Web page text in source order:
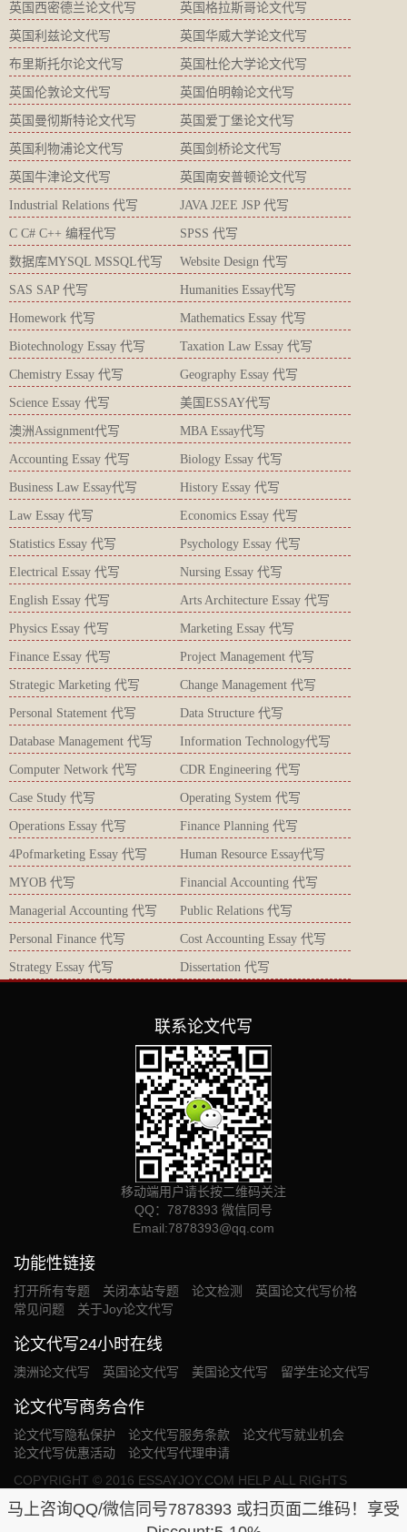
英国西密德兰论文代写 英国格拉斯哥论文代写
英国利兹论文代写 英国华威大学论文代写
布里斯托尔论文代写 英国杜伦大学论文代写
英国伦敦论文代写 英国伯明翰论文代写
英国曼彻斯特论文代写 英国爱丁堡论文代写
英国利物浦论文代写 英国剑桥论文代写
英国牛津论文代写 英国南安普顿论文代写
Industrial Relations 代写 JAVA J2EE JSP 代写
C C# C++ 编程代写 SPSS 代写
数据库MYSQL MSSQL代写 Website Design 代写
SAS SAP 代写 Humanities Essay代写
Homework 代写 Mathematics Essay 代写
Biotechnology Essay 代写 Taxation Law Essay 代写
Chemistry Essay 代写 Geography Essay 代写
Science Essay 代写 美国ESSAY代写
澳洲Assignment代写 MBA Essay代写
Accounting Essay 代写 Biology Essay 代写
Business Law Essay代写 History Essay 代写
Law Essay 代写 Economics Essay 代写
Statistics Essay 代写 Psychology Essay 代写
Electrical Essay 代写 Nursing Essay 代写
English Essay 代写 Arts Architecture Essay 代写
Physics Essay 代写 Marketing Essay 代写
Finance Essay 代写 Project Management 代写
Strategic Marketing 代写 Change Management 代写
Personal Statement 代写 Data Structure 代写
Database Management 代写 Information Technology代写
Computer Network 代写 CDR Engineering 代写
Case Study 代写 Operating System 代写
Operations Essay 代写 Finance Planning 代写
4Pofmarketing Essay 代写 Human Resource Essay代写
MYOB 代写 Financial Accounting 代写
Managerial Accounting 代写 Public Relations 代写
Personal Finance 代写 Cost Accounting Essay 代写
Strategy Essay 代写 Dissertation 代写
联系论文代写
移动端用户请长按二维码关注
QQ：7878393 微信同号
Email:7878393@qq.com
功能性链接
打开所有专题 关闭本站专题 论文检测
英国论文代写价格
常见问题
关于Joy论文代写
论文代写24小时在线
澳洲论文代写 英国论文代写 美国论文代写 留学生论文代写
论文代写商务合作
论文代写隐私保护 论文代写服务条款
论文代写就业机会
论文代写优惠活动
论文代写代理申请
COPYRIGHT © 2016 ESSAYJOY.COM HELP ALL RIGHTS
RESERVED. OUR SERVICE PROVIDED WILL BE USED SOLELY
FOR THE PURPOSE OF RESEARCH.网站统计
马上咨询QQ/微信同号7878393 或扫页面二维码！享受